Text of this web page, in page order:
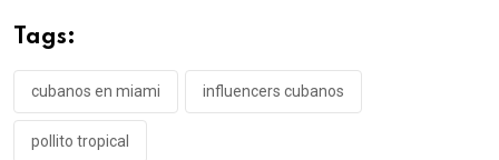
Tags:
cubanos en miami influencers cubanos
pollito tropical